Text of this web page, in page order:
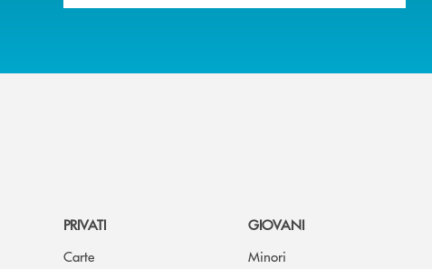
PRIVATI
Carte
GIOVANI
Minori